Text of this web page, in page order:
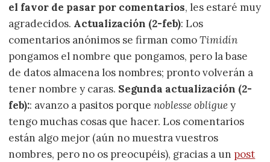
el favor de pasar por comentarios, les estaré muy
agradecidos. Actualización (2-feb): Los
comentarios anónimos se firman comoTimidín
pongamos el nombre que pongamos, pero la base
de datos almacena los nombres; pronto volverán a
tener nombre y caras. Segunda actualización (2-
feb):: avanzo a pasitos porquenoblesse obliguey
tengo muchas cosas que hacer. Los comentarios
están algo mejor (aún no muestra vuestros
nombres, pero no os preocupéis), gracias a un post